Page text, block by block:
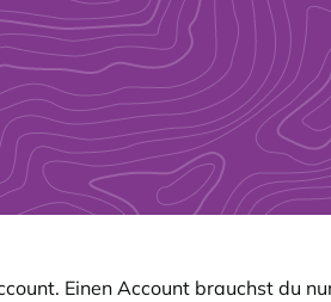
Einen Account brauchst du